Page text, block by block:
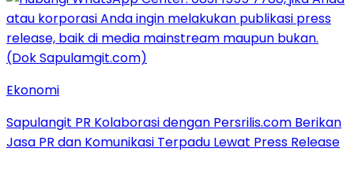
Ekonomi
Sapulangit PR Kolaborasi dengan Persrilis.com Berikan
Jasa PR dan Komunikasi Terpadu Lewat Press Release